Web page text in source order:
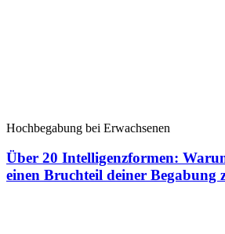
Hochbegabung bei Erwachsenen
Über 20 Intelligenzformen:
einen Bruchteil deiner Begabung